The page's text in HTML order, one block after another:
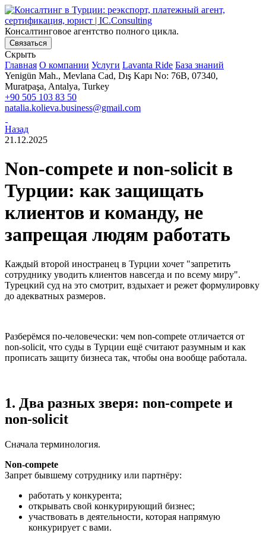
Консалтинговое агентство полного цикла.
Связаться
Скрыть
Главная О компании Услуги Lavanta Ride База знаний
Yenigün Mah., Mevlana Cad, Dış Kapı No: 76B, 07340,
Muratpaşa, Antalya, Turkey
+90 505 103 83 50
natalia.kolieva.business@gmail.com
Назад
21.12.2025
Non-compete и non-solicit в
Турции: как защищать
клиентов и команду, не
запрещая людям работать
Каждый второй иностранец в Турции хочет "запретить
сотруднику уводить клиентов навсегда и по всему миру".
Турецкий суд на это смотрит, вздыхает и режет формулировку
до адекватных размеров.
Разберёмся по-человечески: чем non-compete отличается от
non-solicit, что суды в Турции ещё считают разумным и как
прописать защиту бизнеса так, чтобы она вообще работала.
1. Два разных зверя: non-compete и
non-solicit
Сначала терминология.
Non-compete
Запрет бывшему сотруднику или партнёру:
работать у конкурента;
открывать свой конкурирующий бизнес;
участвовать в деятельности, которая напрямую
конкурирует с вами.